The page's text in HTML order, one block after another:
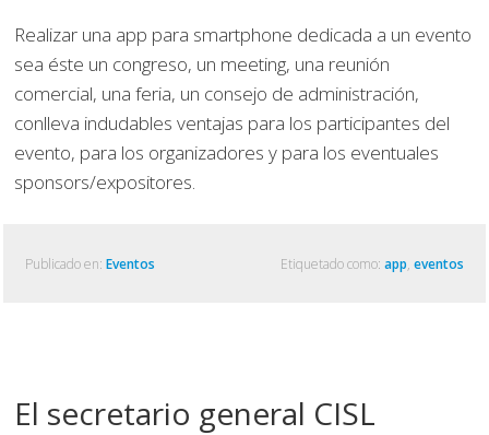
Realizar una app para smartphone dedicada a un evento
sea éste un congreso, un meeting, una reunión
comercial, una feria, un consejo de administración,
conlleva indudables ventajas para los participantes del
evento, para los organizadores y para los eventuales
sponsors/expositores.
Publicado en: Eventos Etiquetado como: app, eventos
El secretario general CISL